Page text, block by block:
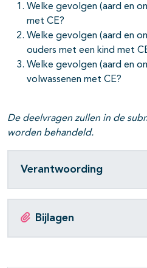
open- en dichtklappen
open- en
Welke gevolgen (aard en
met CE?
Welke gevolgen (aard en
ouders met een kind met
Welke gevolgen (aard en
volwassenen met CE?
De deelvragen zullen in de
worden behandeld.
Verantwoording
Bijlagen